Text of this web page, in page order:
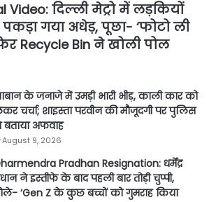
Video: दिल्ली मेट्रो में लड़कियों
पकड़ा गया अधेड़, पूछा- ‘फोटो ली
Recycle Bin ने खोली पोल
के जनाजे में उमड़ी भारी भीड़, काली कार को
चर्चा; शाइस्ता परवीन की मौजूदगी पर पुलिस
बताया अफवाह
August 9, 2026
Pradhan Resignation: धर्मेंद्र
ने इस्तीफे के बाद पहली बार तोड़ी चुप्पी,
‘Gen Z के कुछ बच्चों को गुमराह किया